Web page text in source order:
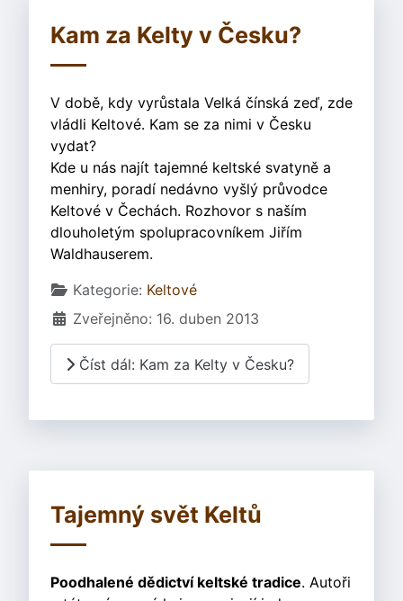
Kam za Kelty v Česku?
V době, kdy vyrůstala Velká čínská zeď, zde
vládli Keltové. Kam se za nimi v Česku
vydat?
Kde u nás najít tajemné keltské svatyně a
menhiry, poradí nedávno vyšlý průvodce
Keltové v Čechách. Rozhovor s naším
dlouholetým spolupracovníkem Jiřím
Waldhauserem.
Základní údaje
Kategorie: Keltové
Zveřejněno: 16. duben 2013
Číst dál: Kam za Kelty v Česku?
Tajemný svět Keltů
Poodhalené dědictví keltské tradice. Autoři